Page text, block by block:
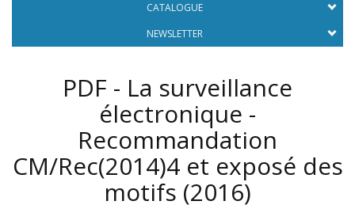
CATALOGUE
NEWSLETTER
PDF - La surveillance
électronique -
Recommandation
CM/Rec(2014)4 et exposé des
motifs (2016)